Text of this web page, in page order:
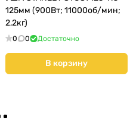
125мм (900Вт; 11000об/мин;
2,2кг)
0 0 Достаточно
В корзину
еще